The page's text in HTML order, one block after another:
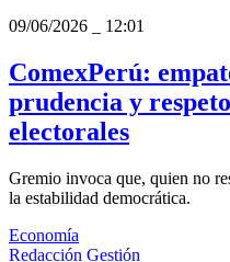
09/06/2026
12:01
ComexPerú:
prudencia y
electorales
Gremio invoca que, quien no
la estabilidad democrática.
Economía
Redacción Gestión